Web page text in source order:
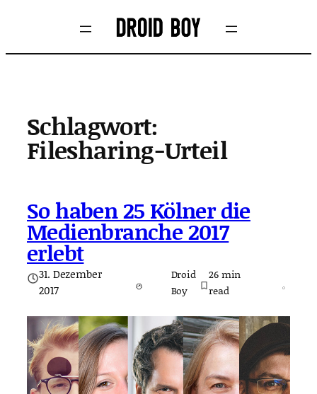
springen
Schlagwort:
Filesharing-Urteil
So haben 25 Kölner die
Medienbranche 2017
erlebt
31. Dezember
2017
Droid
Boy
26min
read